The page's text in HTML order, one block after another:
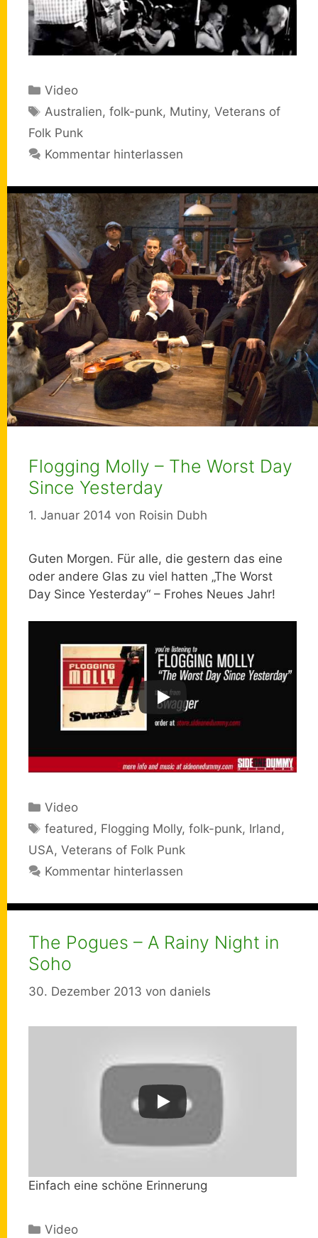
Kategorien
Video
Schlagwörter
Australien,folk-punk, Mutiny,Veterans of
Folk Punk
Kommentar hinterlassen
Flogging Molly – The Worst Day
Since Yesterday
1. Januar 2014 von Roisin Dubh
Guten Morgen. Für alle, die gestern das eine
oder andere Glas zu viel hatten „The Worst
Day Since Yesterday“ – Frohes Neues Jahr!
Kategorien
Video
Schlagwörter
featured, Flogging Molly,folk-punk, Irland,
USA, Veterans of Folk Punk
Kommentar hinterlassen
The Pogues – A Rainy Night in
Soho
30. Dezember 2013 von daniels
Einfach eine schöne Erinnerung
Kategorien
Video